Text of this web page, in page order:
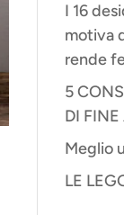
I 16
motiva
rende
5
DI
Meglio
LE